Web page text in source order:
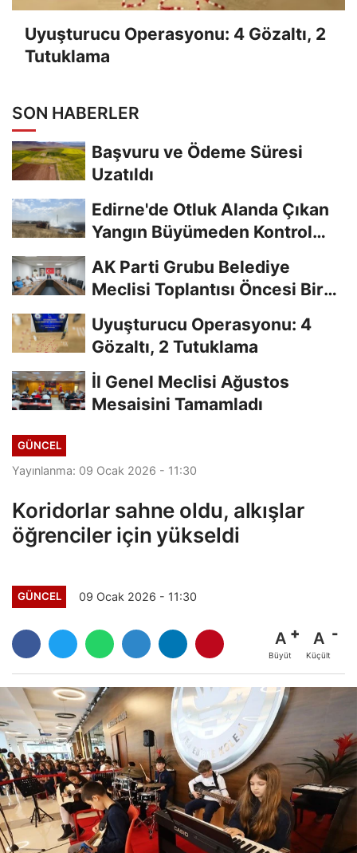
Uyuşturucu Operasyonu: 4 Gözaltı, 2
Tutuklama
SON HABERLER
Başvuru ve Ödeme Süresi
Uzatıldı
Edirne'de Otluk Alanda Çıkan
Yangın Büyümeden Kontrol
AK Parti Grubu Belediye
Meclisi Toplantısı Öncesi Bir
Uyuşturucu Operasyonu: 4
Gözaltı, 2 Tutuklama
İl Genel Meclisi Ağustos
Mesaisini Tamamladı
GÜNCEL
Yayınlanma: 09 Ocak 2026 - 11:30
Koridorlar sahne oldu, alkışlar
öğrenciler için yükseldi
GÜNCEL 09 Ocak 2026 - 11:30
A
Büyüt
A
Küçült